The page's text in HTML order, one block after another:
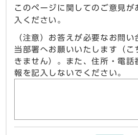
このページに関してのご意見が
入ください。
（注意）お答えが必要なお問
当部署へお願いいたします（こ
きません）。また、住所・電話
報を記入しないでください。